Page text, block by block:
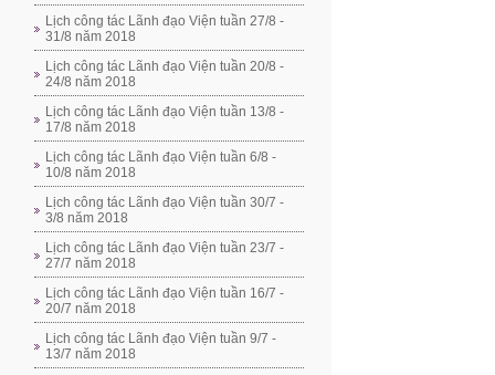
Lịch công tác Lãnh đạo Viện tuần 27/8 -
31/8 năm 2018
Lịch công tác Lãnh đạo Viện tuần 20/8 -
24/8 năm 2018
Lịch công tác Lãnh đạo Viện tuần 13/8 -
17/8 năm 2018
Lịch công tác Lãnh đạo Viện tuần 6/8 -
10/8 năm 2018
Lịch công tác Lãnh đạo Viện tuần 30/7 -
3/8 năm 2018
Lịch công tác Lãnh đạo Viện tuần 23/7 -
27/7 năm 2018
Lịch công tác Lãnh đạo Viện tuần 16/7 -
20/7 năm 2018
Lịch công tác Lãnh đạo Viện tuần 9/7 -
13/7 năm 2018